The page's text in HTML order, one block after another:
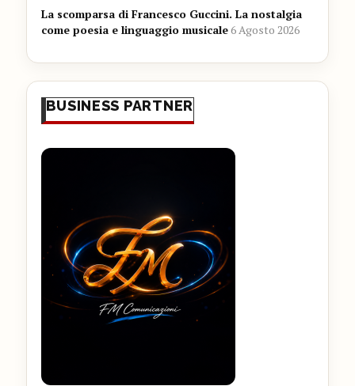
La scomparsa di Francesco Guccini. La nostalgia
come poesia e linguaggio musicale6 Agosto 2026
BUSINESS PARTNER